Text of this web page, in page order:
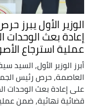
الوزير الأول يبرز
إعادة بعث الوحدات
عملية استرجاع
أبرز الوزير الأول, السيد
العاصمة, حرص رئيس
على إعادة بعث الوحدات
قضائية نهائية, ضمن